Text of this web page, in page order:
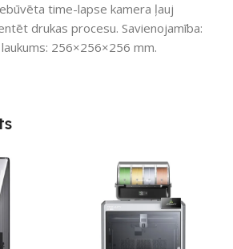
time-lapse kamera ļauj
drukas procesu. Savienojamība:
laukums: 256×256×256 mm.